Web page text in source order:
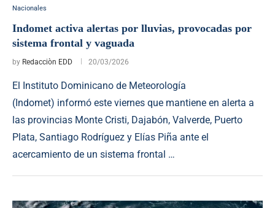
Nacionales
Indomet activa alertas por lluvias, provocadas por
sistema frontal y vaguada
by Redacciòn EDD 20/03/2026
El Instituto Dominicano de Meteorología
(Indomet) informó este viernes que mantiene en alerta a
las provincias Monte Cristi, Dajabón, Valverde, Puerto
Plata, Santiago Rodríguez y Elías Piña ante el
acercamiento de un sistema frontal …